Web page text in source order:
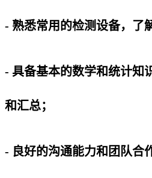
- 熟悉常用的检测设备，了
- 具备基本的数学和统计知
和汇总；
- 良好的沟通能力和团队合